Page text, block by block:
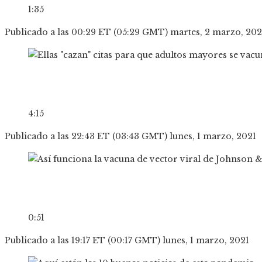
1:35
Publicado a las 00:29 ET (05:29 GMT) martes, 2 marzo,
4:15
Publicado a las 22:43 ET (03:43 GMT) lunes, 1 marzo, 2021
0:51
Publicado a las 19:17 ET (00:17 GMT) lunes, 1 marzo, 2021